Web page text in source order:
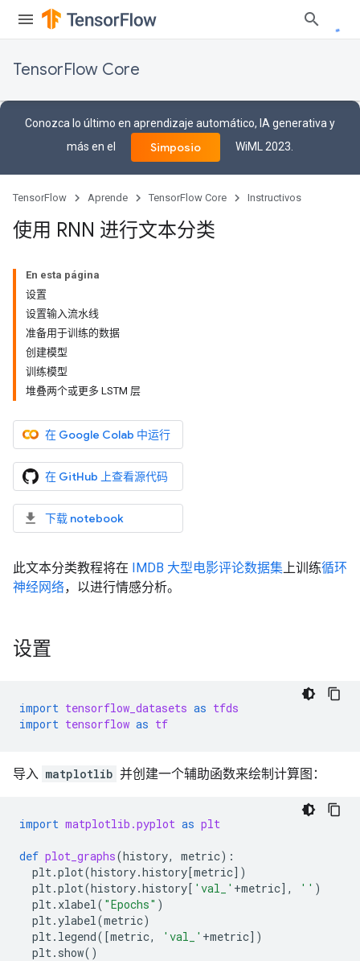
TensorFlow Core
Conozca lo último en aprendizaje automático, IA generativa y
más en el
Simposio WiML 2023.
TensorFlow Aprende TensorFlow Core Instructivos
使用 RNN 进行文本分类
En esta página
设置
设置输入流水线
准备用于训练的数据
创建模型
训练模型
堆叠两个或更多 LSTM 层
在 Google Colab 中运行
在 GitHub 上查看源代码
下载 notebook
此文本分类教程将在 IMDB 大型电影评论数据集上训练循环
神经网络，以进行情感分析。
设置
import tensorflow_datasets as tfds
import tensorflow as tf
导入 matplotlib 并创建一个辅助函数来绘制计算图：
import matplotlib.pyplot as plt
def plot_graphs(history, metric):
plt.plot(history.history[metric])
plt.plot(history.history[ 'val_' +metric], '' )
plt. xlabel( "Epochs" )
plt.ylabel(metric)
plt. legend([metric, 'val_' +metric])
plt. show()